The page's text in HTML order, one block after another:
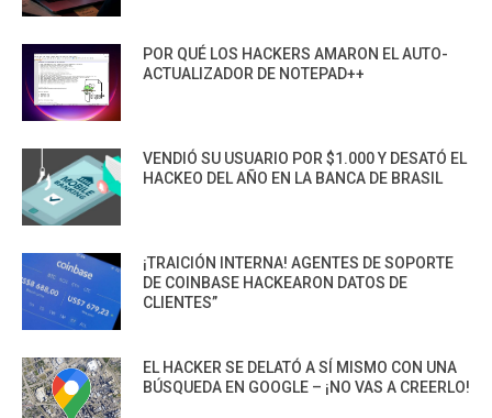
POR QUÉ LOS HACKERS AMARON EL AUTO-
ACTUALIZADOR DE NOTEPAD++
VENDIÓ SU USUARIO POR $1.000 Y DESATÓ EL
HACKEO DEL AÑO EN LA BANCA DE BRASIL
¡TRAICIÓN INTERNA! AGENTES DE SOPORTE
DE COINBASE HACKEARON DATOS DE
CLIENTES”
EL HACKER SE DELATÓ A SÍ MISMO CON UNA
BÚSQUEDA EN GOOGLE – ¡NO VAS A CREERLO!